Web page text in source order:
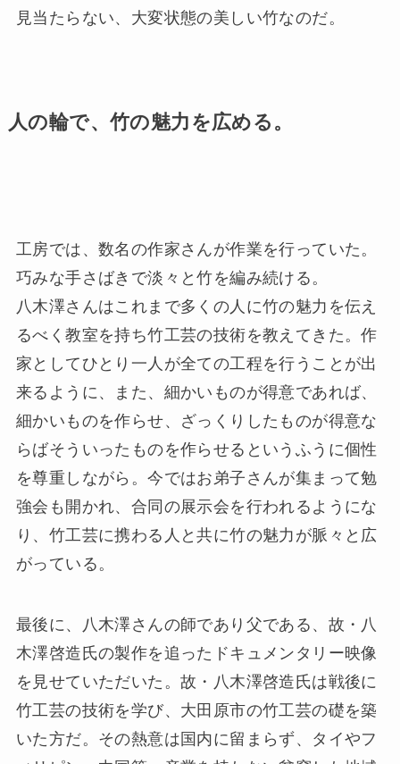
見当たらない、大変状態の美しい竹なのだ。
人の輪で、竹の魅力を広める。
工房では、数名の作家さんが作業を行っていた。
巧みな手さばきで淡々と竹を編み続ける。
八木澤さんはこれまで多くの人に竹の魅力を伝え
るべく教室を持ち竹工芸の技術を教えてきた。作
家としてひとり一人が全ての工程を行うことが出
来るように、また、細かいものが得意であれば、
細かいものを作らせ、ざっくりしたものが得意な
らばそういったものを作らせるというふうに個性
を尊重しながら。今ではお弟子さんが集まって勉
強会も開かれ、合同の展示会を行われるようにな
り、竹工芸に携わる人と共に竹の魅力が脈々と広
がっている。
最後に、八木澤さんの師であり父である、故・八
木澤啓造氏の製作を追ったドキュメンタリー映像
を見せていただいた。故・八木澤啓造氏は戦後に
竹工芸の技術を学び、大田原市の竹工芸の礎を築
いた方だ。その熱意は国内に留まらず、タイやフ